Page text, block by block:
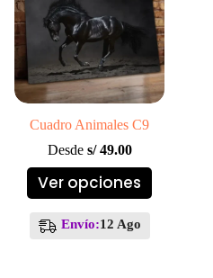
Cuadro Animales C9
Desde s/49.00
Ver opciones
Este
producto
múltiples
Envío:12 Ago